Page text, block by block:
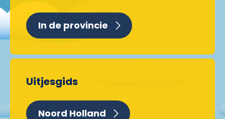
In de provincie
Uitjesgids
Noord Holland